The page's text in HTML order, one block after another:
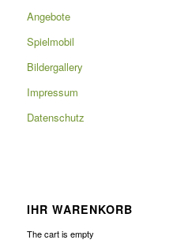
Angebote
Spielmobil
Bildergallery
Impressum
Datenschutz
IHR WARENKORB
The cart is empty